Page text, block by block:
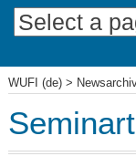
SKIP
TO
CONTENT
WUFI (de)>